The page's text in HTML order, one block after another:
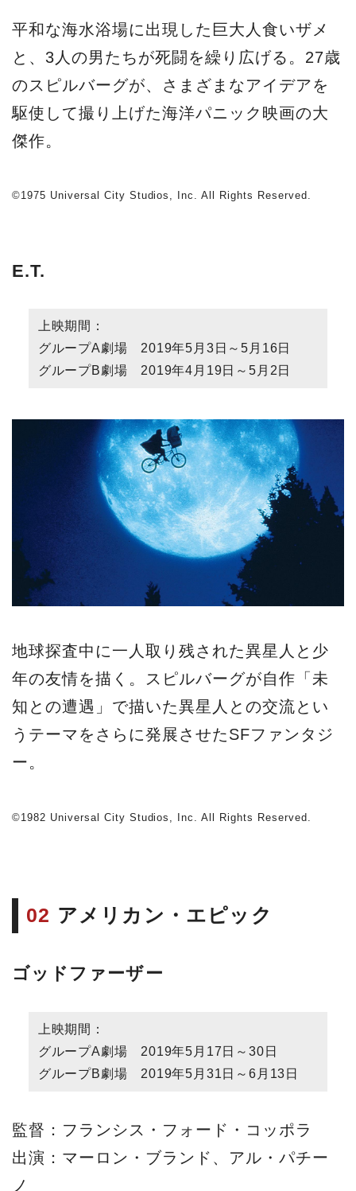
平和な海水浴場に出現した巨大人食いザメ
と、3人の男たちが死闘を繰り広げる。27歳
のスピルバーグが、さまざまなアイデアを
駆使して撮り上げた海洋パニック映画の大
傑作。
©1975 Universal City Studios, Inc. All Rights Reserved.
E.T.
上映期間：
グループA劇場 2019年5月3日～5月16日
グループB劇場 2019年4月19日～5月2日
地球探査中に一人取り残された異星人と少
年の友情を描く。スピルバーグが自作「未
知との遭遇」で描いた異星人との交流とい
うテーマをさらに発展させたSFファンタジ
ー。
©1982 Universal City Studios, Inc. All Rights Reserved.
02 アメリカン・エピック
ゴッドファーザー
上映期間：
グループA劇場 2019年5月17日～30日
グループB劇場 2019年5月31日～6月13日
監督：フランシス・フォード・コッポラ
出演：マーロン・ブランド、アル・パチー
ノ